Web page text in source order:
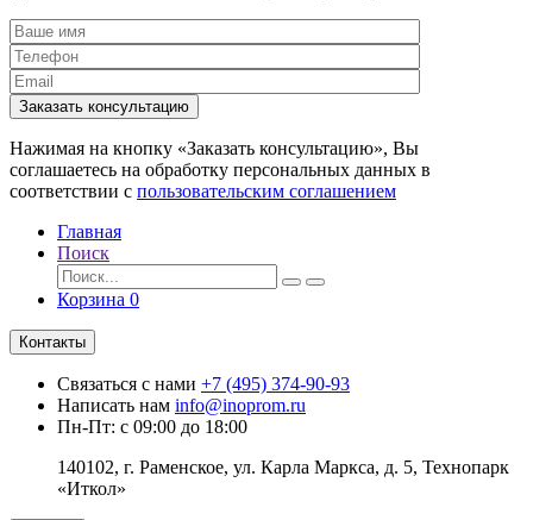
Заказать консультацию
Нажимая на кнопку «Заказать консультацию», Вы
соглашаетесь на обработку персональных данных в
соответствии с пользовательским соглашением
Главная
Поиск
Корзина 0
Контакты
Связаться с нами +7 (495) 374-90-93
Написать нам info@inoprom.ru
Пн-Пт: с 09:00 до 18:00
140102, г. Раменское, ул. Карла Маркса, д. 5, Технопарк
«Иткол»